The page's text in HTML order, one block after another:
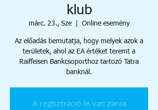
klub
márc. 23., Sze
  |
Online esemény
Az előadás bemutatja, hogy melyek azok a
területek, ahol az EA értéket teremt a
Raiffeisen Bankcsoporthoz tartozó Tatra
banknál.
A regisztráció le van zárva